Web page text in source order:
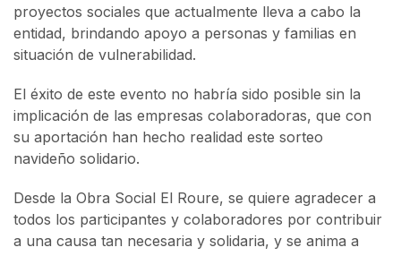
proyectos sociales que actualmente lleva a cabo la
entidad, brindando apoyo a personas y familias en
situación de vulnerabilidad.
El éxito de este evento no habría sido posible sin la
implicación de las empresas colaboradoras, que con
su aportación han hecho realidad este sorteo
navideño solidario.
Desde la Obra Social El Roure, se quiere agradecer a
todos los participantes y colaboradores por contribuir
a una causa tan necesaria y solidaria, y se anima a